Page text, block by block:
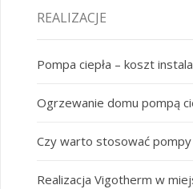
REALIZACJE
Pompa ciepła – koszt
Ogrzewanie domu pompą
Czy warto stosować pompy
Realizacja Vigotherm w